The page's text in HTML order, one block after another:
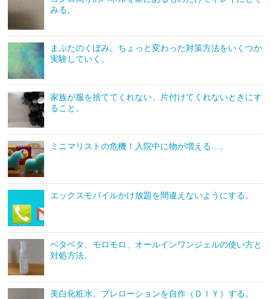
みる。
まぶたのくぼみ。ちょっと変わった対策方法をいくつか
実験していく。
家族が服を捨ててくれない、片付けてくれないときにす
ること。
ミニマリストの危機！入院中に物が増える…。
エックスモバイルかけ放題を間違えないようにする。
ベタベタ、モロモロ、オールインワンジェルの使い方と
対処方法。
美白化粧水、プレローションを自作（ＤＩＹ）する。